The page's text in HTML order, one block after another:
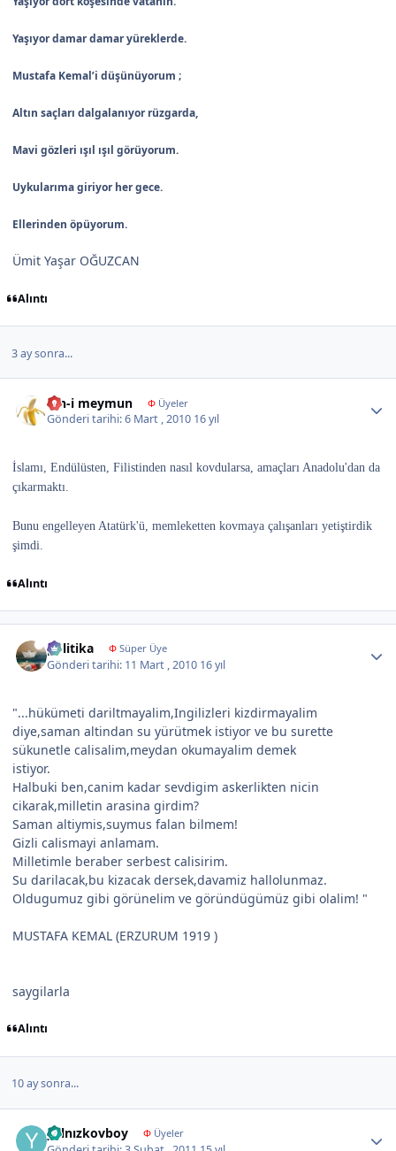
Yaşıyor damar damar yüreklerde.
Mustafa Kemal’i düşünüyorum ;
Altın saçları dalgalanıyor rüzgarda,
Mavi gözleri ışıl ışıl görüyorum.
Uykularıma giriyor her gece.
Ellerinden öpüyorum.
Ümit Yaşar OĞUZCAN
Alıntı
3 ay sonra...
ibn-i meymun ΦÜyeler
Gönderi tarihi:6 Mart , 2010 16 yıl
İslamı, Endülüsten, Filistinden nasıl kovdularsa, amaçları Anadolu'dan da
çıkarmaktı.
Bunu engelleyen Atatürk'ü, memleketten kovmaya çalışanları yetiştirdik
şimdi.
Alıntı
politika ΦSüper Üye
Gönderi tarihi: 11 Mart , 2010 16 yıl
"...hükümeti dariltmayalim,Ingilizleri kizdirmayalim
diye,saman altindan su yürütmek istiyor ve bu surette
sükunetle calisalim,meydan okumayalim demek
istiyor.
Halbuki ben,canim kadar sevdigim askerlikten nicin
cikarak,milletin arasina girdim?
Saman altiymis,suymus falan bilmem!
Gizli calismayi anlamam.
Milletimle beraber serbest calisirim.
Su darilacak,bu kizacak dersek,davamiz hallolunmaz.
Oldugumuz gibi görünelim ve göründügümüz gibi olalim! "
MUSTAFA KEMAL (ERZURUM 1919 )
saygilarla
Alıntı
10 ay sonra...
yalnızkovboy ΦÜyeler